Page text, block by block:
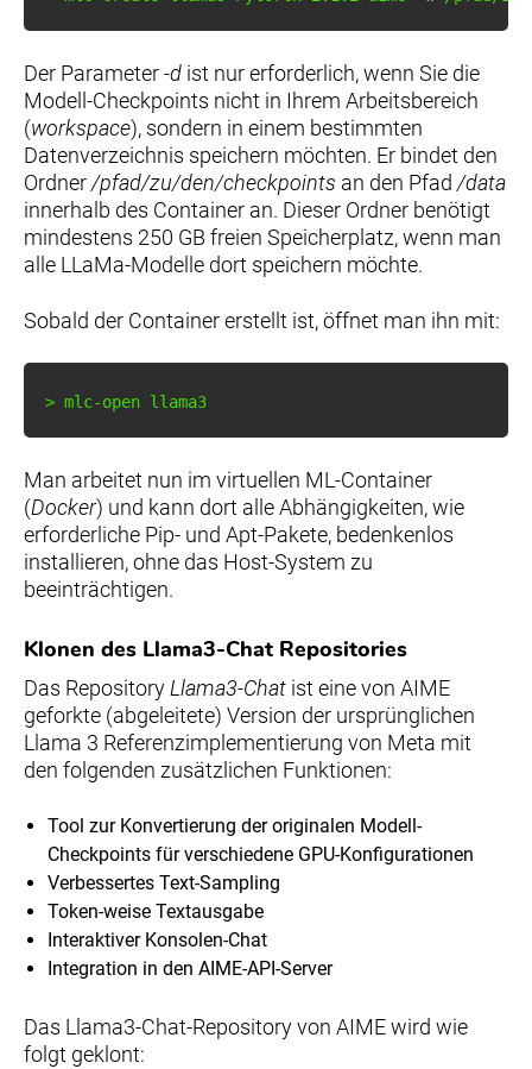
Der Parameter-d ist nur erforderlich, wenn Sie die
Modell-Checkpoints nicht in Ihrem Arbeitsbereich
(workspace), sondern in einem bestimmten
Datenverzeichnis speichern möchten. Er bindet den
Ordner/pfad/zu/den/checkpoints an den Pfad /data
innerhalb des Container an. Dieser Ordner benötigt
mindestens 250 GB freien Speicherplatz, wenn man
alle LLaMa-Modelle dort speichern möchte.
Sobald der Container erstellt ist, öffnet man ihn mit:
> mlc-open llama3
Man arbeitet nun im virtuellen ML-Container
(Docker) und kann dort alle Abhängigkeiten, wie
erforderliche Pip- und Apt-Pakete, bedenkenlos
installieren, ohne das Host-System zu
beeinträchtigen.
Klonen des Llama3-Chat Repositories
Das RepositoryLlama3-Chat ist eine von AIME
geforkte (abgeleitete) Version der ursprünglichen
Llama 3 Referenzimplementierung von Meta mit
den folgenden zusätzlichen Funktionen:
Tool zur Konvertierung der originalen Modell-
Checkpoints für verschiedene GPU-Konfigurationen
Verbessertes Text-Sampling
Token-weise Textausgabe
Interaktiver Konsolen-Chat
Integration in den AIME-API-Server
Das Llama3-Chat-Repository von AIME wird wie
folgt geklont: